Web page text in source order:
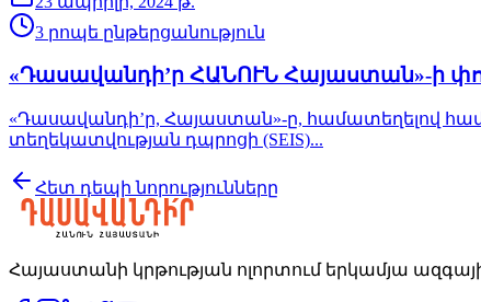
3 րո­պե ըն­թեր­ցա­նութ­յուն
«Դասավանդի’ր ՀԱՆՈՒՆ Հայաստան»-ի
«Դասավանդի’ր, Հայաստան»-ը, համատեղելով
տեղեկատվության դպրոցի (SEIS)...
Հետ դե­պի նո­րութ­յուն­նե­րը
Հայաստանի կրթության ոլորտում երկամյա